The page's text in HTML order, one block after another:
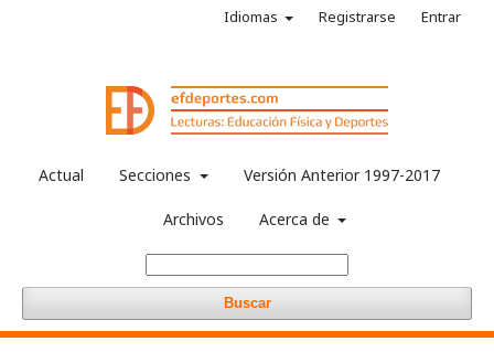
Actual Secciones Versión Anterior 1997-2017
Archivos Acerca de
Buscar
Idiomas Registrarse Entrar